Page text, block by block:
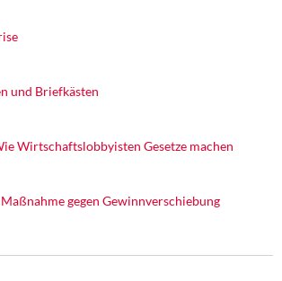
und Briefkästen
Wirtschaftslobbyisten Gesetze machen
gegen Gewinnverschiebung